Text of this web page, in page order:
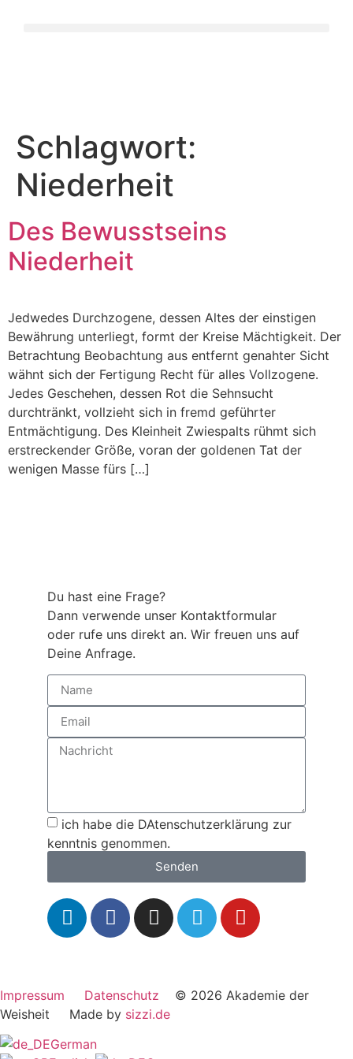
Schlagwort:
Niederheit
Des Bewusstseins
Niederheit
Jedwedes Durchzogene, dessen Altes der einstigen
Bewährung unterliegt, formt der Kreise Mächtigkeit. Der
Betrachtung Beobachtung aus entfernt genahter Sicht
wähnt sich der Fertigung Recht für alles Vollzogene.
Jedes Geschehen, dessen Rot die Sehnsucht
durchtränkt, vollzieht sich in fremd geführter
Entmächtigung. Des Kleinheit Zwiespalts rühmt sich
erstreckender Größe, voran der goldenen Tat der
wenigen Masse fürs […]
Du hast eine Frage?
Dann verwende unser Kontaktformular
oder rufe uns direkt an. Wir freuen uns auf
Deine Anfrage.
ich habe die DAtenschutzerklärung zur
kenntnis genommen.
Senden
Impressum Datenschutz © 2026 Akademie der
Weisheit Made by sizzi.de
German